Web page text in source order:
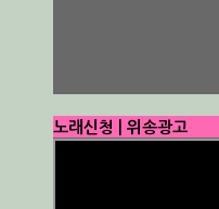
노래신청 | 위송광고